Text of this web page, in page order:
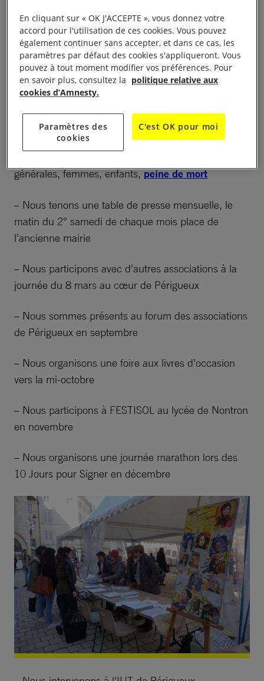
différents soucieuses de promouvoir les droits
humains auprès du public, dans les établissements
scolaires et lors de soirées débats au cinéma,
souvent en lien avec d’autres associations locales.
Nous avons une antenne sur Nontron.
Actions et interventions
générales, femmes, enfants,peine de mort
– Nous tenons une table de presse mensuelle, le
matin du 2° samedi de chaque mois place de
l’ancienne mairie
– Nous participons avec d’autres associations à la
journée du 8 mars au cœur de Périgueux
– Nous sommes présents au forum des associations
de Périgueux en septembre
– Nous organisons une foire aux livres d’occasion
vers la mi-octobre
– Nous participons à FESTISOL au lycée de Nontron
en novembre
– Nous organisons une journée marathon lors des
10 Jours pour Signer en décembre
En cliquant sur « OK J'ACCEPTE », vous donnez votre
accord pour l'utilisation de ces cookies. Vous pouvez
également continuer sans accepter, et dans ce cas, les
paramètres par défaut des cookies s'appliqueront. Vous
pouvez à tout moment modifier vos préférences. Pour
en savoir plus, consultez la politique relative aux
cookies d’Amnesty.
Paramètres des
cookies
C'est OK pour moi